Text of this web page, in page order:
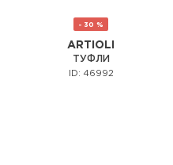
- 30 %
ARTIOLI
ТУФЛИ
ID: 46992